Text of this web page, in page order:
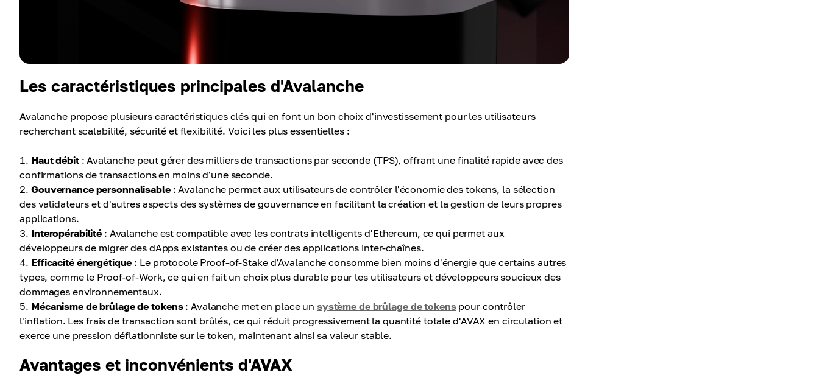
Les caractéristiques principales d'Avalanche
Avalanche propose plusieurs caractéristiques clés qui en font un bon choix d'investissement pour les utilisateurs
recherchant scalabilité, sécurité et flexibilité. Voici les plus essentielles :
Haut débit: Avalanche peut gérer des milliers de transactions par seconde (TPS), offrant une finalité rapide avec des
confirmations de transactions en moins d'une seconde.
Gouvernance personnalisable: Avalanche permet aux utilisateurs de contrôler l'économie des tokens, la sélection
des validateurs et d'autres aspects des systèmes de gouvernance en facilitant la création et la gestion de leurs propres
applications.
Interopérabilité : Avalanche est compatible avec les contrats intelligents d'Ethereum, ce qui permet aux
développeurs de migrer des dApps existantes ou de créer des applications inter-chaînes.
Efficacité énergétique : Le protocole Proof-of-Stake d'Avalanche consomme bien moins d'énergie que certains autres
types, comme le Proof-of-Work, ce qui en fait un choix plus durable pour les utilisateurs et développeurs soucieux des
dommages environnementaux.
Mécanisme de brûlage de tokens: Avalanche met en place un système de brûlage de tokenspour contrôler
l'inflation. Les frais de transaction sont brûlés, ce qui réduit progressivement la quantité totale d'AVAX en circulation et
exerce une pression déflationniste sur le token, maintenant ainsi sa valeur stable.
Avantages et inconvénients d'AVAX